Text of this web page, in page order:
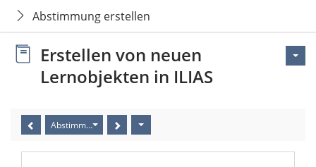
Abstimmung erstellen
Erstellen von neuen
Lernobjekten in ILIAS
Abstimmung erstellen